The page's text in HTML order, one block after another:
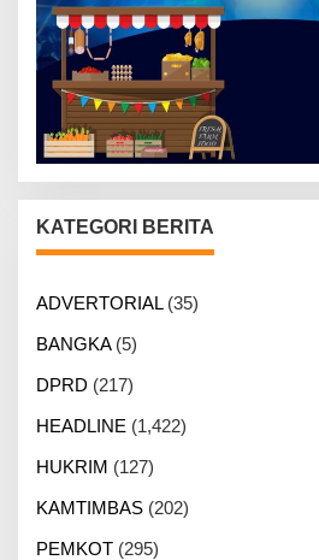
KATEGORI BERITA
ADVERTORIAL(35)
BANGKA(5)
DPRD (217)
HEADLINE (1,422)
HUKRIM (127)
KAMTIMBAS (202)
PEMKOT (295)